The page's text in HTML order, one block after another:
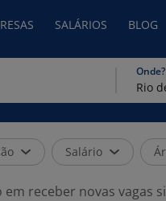
SALÁRIOS BLOG
Onde?
Salário
receber novas vagas